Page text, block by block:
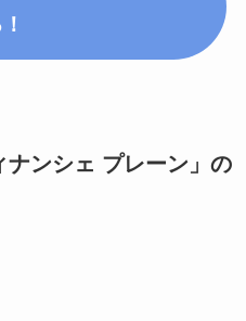
ンシェ プレーン」の